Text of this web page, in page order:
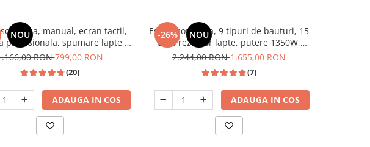
NOU
cafea, manual, ecran tactil,
profesionala, spumare lapte,
apa italia 20 bari, rezervor apa
RON799,00 RON
(20)
ADAUGA IN COS
-26% NOU
Espressor cafea, 9 tipuri de bauturi, 15
bari, rezervor lapte, putere 1350W,
ecran touch, rezervor 1.5 L, SAMUS
2.244,00 RON1.655,00 RON
(7)
ADAUGA IN COS